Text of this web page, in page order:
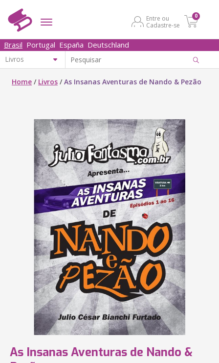
Entre ou
Cadastre-se
0
Brasil Portugal España Deutschland
Home / Livros /As Insanas Aventuras de Nando & Pezão
As Insanas Aventuras de Nando &